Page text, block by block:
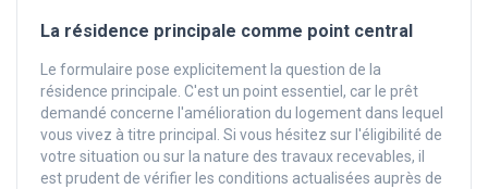
La résidence principale comme point central
Le formulaire pose explicitement la question de la
résidence principale. C'est un point essentiel, car le prêt
demandé concerne l'amélioration du logement dans lequel
vous vivez à titre principal. Si vous hésitez sur l'éligibilité de
votre situation ou sur la nature des travaux recevables, il
est prudent de vérifier les conditions actualisées auprès de